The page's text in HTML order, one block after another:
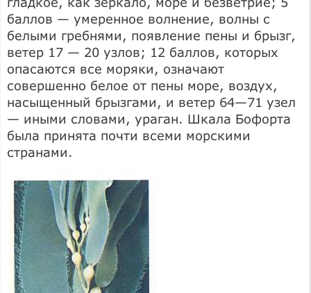
баллов — умеренное волнение, волны с
белыми гребнями, появление пены и брызг,
ветер 17 — 20 узлов; 12 баллов, которых
опасаются все моряки, означают
совершенно белое от пены море, воздух,
насыщенный брызгами, и ветер 64—71 узел
— иными словами, ураган. Шкала Бофорта
была принята почти всеми морскими
странами.